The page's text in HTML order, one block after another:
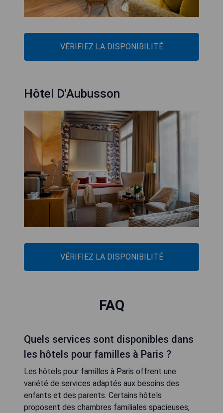
VÉRIFIEZ LA DISPONIBILITÉ
Hôtel D'Aubusson
VÉRIFIEZ LA DISPONIBILITÉ
FAQ
Quels services sont disponibles dans
les hôtels pour familles à Paris ?
Les hôtels pour familles à Paris offrent une
variété de services adaptés aux besoins des
enfants et des parents. Certains hôtels
proposent des chambres familiales spacieuses,